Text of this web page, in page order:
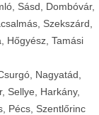
módszerek
Ads és Meta
+
és
és
számára.
+
Sásd, Dombóvár,
Szekszárd,
Hőgyész, Tamási
Nagyatád,
Sellye, Harkány,
Pécs, Szentlőrinc